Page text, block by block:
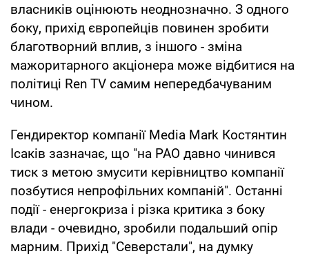
власників оцінюють неоднозначно. З одного
боку, прихід європейців повинен зробити
благотворний вплив, з іншого - зміна
мажоритарного акціонера може відбитися на
політиці Ren TV самим непередбачуваним
чином.
Гендиректор компанії Media Mark Костянтин
Ісаків зазначає, що "на РАО давно чинився
тиск з метою змусити керівництво компанії
позбутися непрофільних компаній". Останні
події - енергокриза і різка критика з боку
влади - очевидно, зробили подальший опір
марним. Прихід "Северстали", на думку